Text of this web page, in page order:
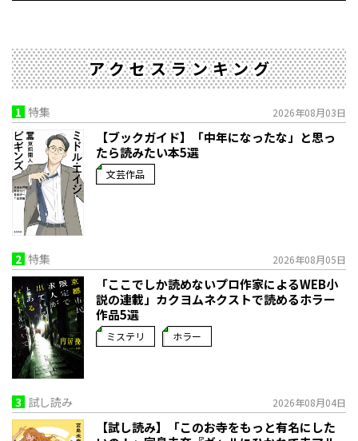
アクセスランキング
1 特集 2026年08月03日
【ブックガイド】「中年になったな」と思っ
たら読みたい本5選
文芸作品
2 特集 2026年08月05日
「ここでしか読めないプロ作家によるWEB小
説の連載」――カクヨムネクストで読めるホラー
作品5選
ミステリ ホラー
3 試し読み 2026年08月04日
【試し読み】「このお寺をもっと有名にした